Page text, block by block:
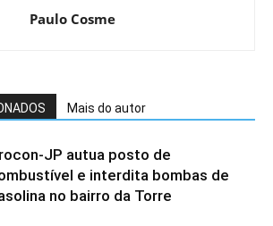
Paulo Cosme
Mais do autor
JP autua posto de
e interdita bombas de
no bairro da Torre